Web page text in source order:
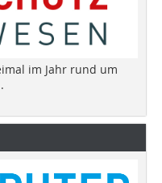
im Jahr rund um